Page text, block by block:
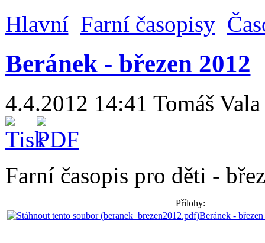
Hlavní Farní časopisy
Beránek - březen 2012
4.4.2012 14:41 Tomáš Vala
Farní časopis pro děti -
Přílohy:
Beránek -